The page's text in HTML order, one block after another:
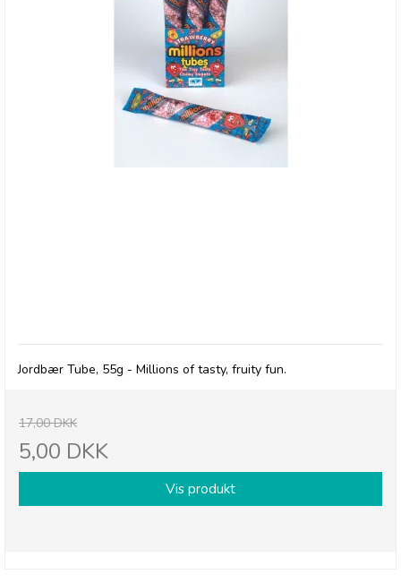
Jordbær Tube, 55g - Millions of tasty, fruity fun.
17,00 DKK
5,00 DKK
Vis produkt